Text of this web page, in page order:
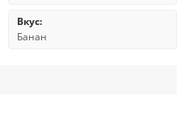
Вкус:
Банан